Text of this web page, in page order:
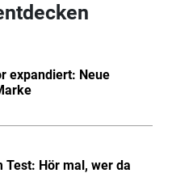
expandiert: Neue
Test: Hör mal, wer da